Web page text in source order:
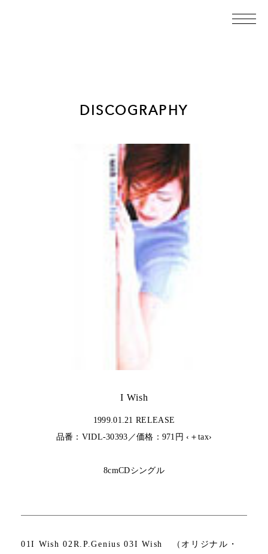
DISCOGRAPHY
I Wish
1999.01.21 RELEASE
品番：VIDL-30393／価格：971円 ‹＋tax›
8cmCDシングル
01I Wish 02R.P.Genius 03I Wish （オリジナル・